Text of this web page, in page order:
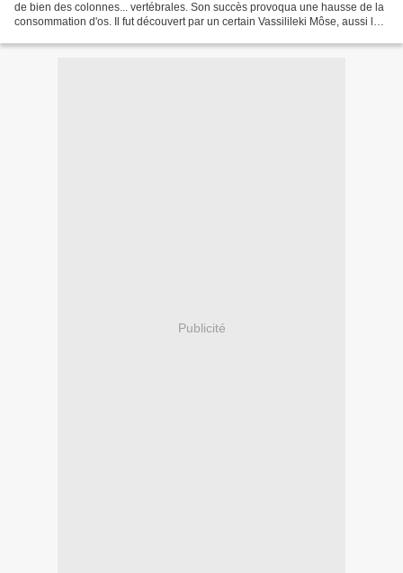
de bien des colonnes... vertébrales. Son succès provoqua une hausse de la
consommation d'os. Il fut découvert par un certain Vassilileki Môse, aussi le
Publicité